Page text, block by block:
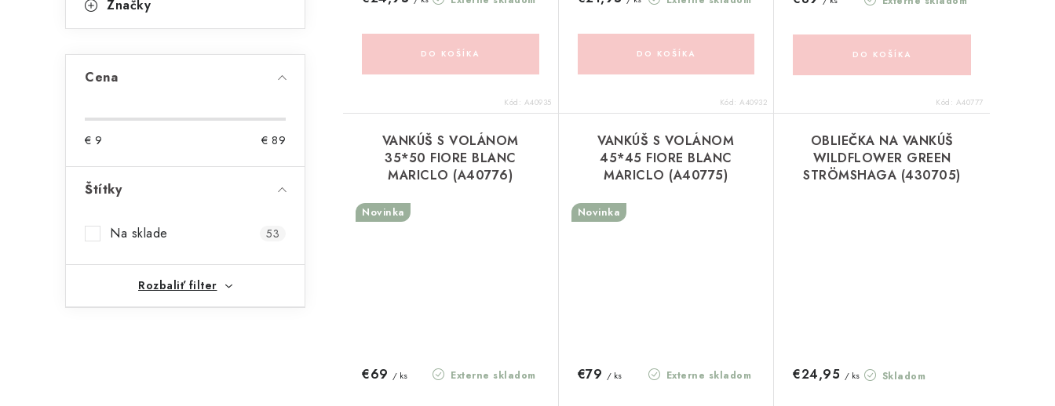
Značky
Cena
€ 9 € 89
Štítky
Na sklade 53
Rozbaliť filter
DO KOŠÍKA
Kód: A40935
DO KOŠÍKA
Kód:A40932
DO KOŠÍKA
Kód: A40777
VANKÚŠ S VOLÁNOM
35*50 FIORE BLANC
MARICLO (A40776)
Novinka
Externe skladom
€69 / ks
VANKÚŠ S VOLÁNOM
45*45 FIORE BLANC
MARICLO (A40775)
Novinka
Externe skladom
€79 / ks
OBLIEČKA NA VANKÚŠ
WILDFLOWER GREEN
STRÖMSHAGA (430705)
Skladom
€24,95 / ks